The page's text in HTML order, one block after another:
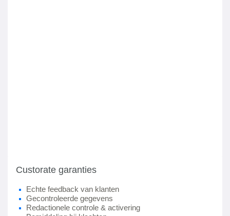
Custorate garanties
Echte feedback van klanten
Gecontroleerde gegevens
Redactionele controle & activering